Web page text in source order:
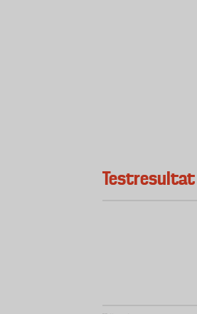
Testresultat